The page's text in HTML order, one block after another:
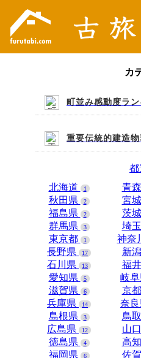
カ
町並み感動度ラ
重要伝統的建造
都
北海道
1 青
秋田県 2 宮
福島県 2 茨
群馬県 3 埼
東京都 1 神奈
長野県 17 新
石川県 13 福
愛知県 5 岐
滋賀県 6 京
兵庫県 14 奈
島根県 3 鳥
広島県 12 山
徳島県 4 高
福岡県 6 佐